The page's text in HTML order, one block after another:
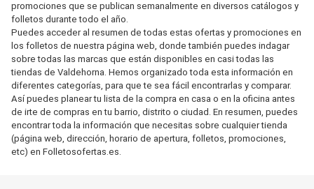
promociones que se publican semanalmente en diversos catálogos y
folletos durante todo el año.
Puedes acceder al resumen de todas estas ofertas y promociones en
los folletos de nuestra página web, donde también puedes indagar
sobre todas las marcas que están disponibles en casi todas las
tiendas de Valdehorna. Hemos organizado toda esta información en
diferentes categorías, para que te sea fácil encontrarlas y comparar.
Así puedes planear tu lista de la compra en casa o en la oficina antes
de irte de compras en tu barrio, distrito o ciudad. En resumen, puedes
encontrar toda la información que necesitas sobre cualquier tienda
(página web, dirección, horario de apertura, folletos, promociones,
etc) en Folletosofertas.es.